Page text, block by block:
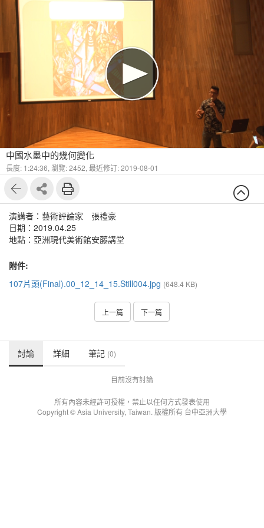
中國水墨中的幾何變化
長度: 1:24:36, 瀏覽: 2452, 最近修訂: 2019-08-01
演講者：藝術評論家 張禮豪
日期：2019.04.25
地點：亞洲現代美術館安藤講堂
附件:
107片頭(Final).00_12_14_15.Still004.jpg (648.4 KB)
上一篇 下一篇
討論 詳細 筆記 (0)
目前沒有討論
所有內容未經許可授權，禁止以任何方式發表使用
Copyright © Asia University, Taiwan. 版權所有 台中亞洲大學